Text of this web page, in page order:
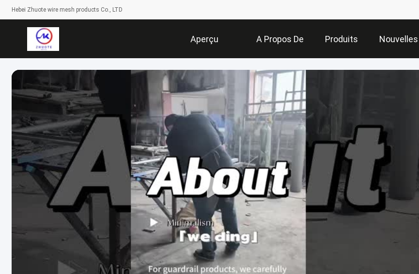
Hebei Zhuote wire mesh products Co., LTD
Aperçu A Propos De
Nous
Produits Nouvelles